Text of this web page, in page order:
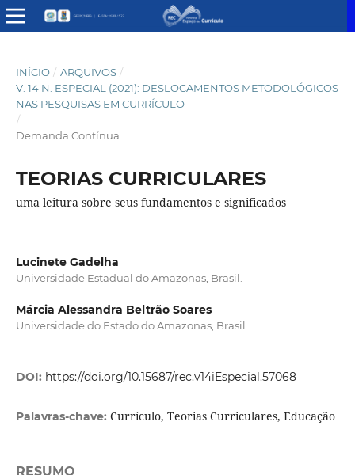
INÍCIO / ARQUIVOS /
V. 14 N. ESPECIAL (2021): DESLOCAMENTOS METODOLÓGICOS
NAS PESQUISAS EM CURRÍCULO
/
Demanda Contínua
TEORIAS CURRICULARES
uma leitura sobre seus fundamentos e significados
Lucinete Gadelha
Universidade Estadual do Amazonas, Brasil.
Márcia Alessandra Beltrão Soares
Universidade do Estado do Amazonas, Brasil.
DOI: https://doi.org/10.15687/rec.v14iEspecial.57068
Palavras-chave: Currículo, Teorias Curriculares, Educação
RESUMO